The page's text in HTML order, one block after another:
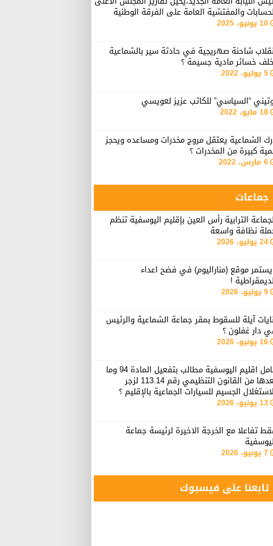
والمفتشية العامة على الفرقة الوطنية
10 يونيو، 2025
شاحنة صهريجية في حادثة سير بالشماعية
خسائر مادية جسيمة ؟
5 يوليو، 2022
“السياسي” للكاتب عزيز لعويسي
18 مايو، 2022
الشماعية يعتقل مروج مخدرات ومساعده ويحجز
كبيرة من المخدرات ؟
6 مارس، 2022
جماعات
الترابية رأس العين بإقليم اليوسفية تنظم
نظافة واسعة
24 يوليو، 2026
موقع (مناراليوم) في فضح اعداء
!
9 يوليو، 2026
آيلة للسقوط بمقر جماعة الشماعية والرئيس
دار غفلون ؟
16 يونيو، 2026
عامل اقليم اليوسفية مطالب بتفعيل المادة 94 وما
بعدها من القانون التنظيمي رقم 113.14 لزجر
الجسيم للسيارات الجماعية بالإقليم ؟
13 يونيو، 2026
تفاعلا مع الخرجة الاخيرة لرئيسة جماعة
7 يونيو، 2026
تابعنا على فيسبوك